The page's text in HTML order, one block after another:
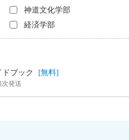
神道文化学部
経済学部
ドブック [無料]
次発送